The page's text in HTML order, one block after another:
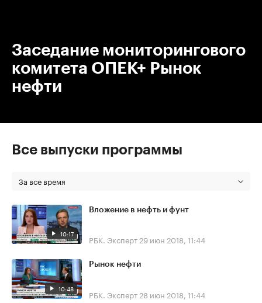
Заседание мониторингового
комитета ОПЕК+ Рынок
нефти
Все выпуски программы
За все время
10:17
Вложение в нефть и фунт
РБК. Эксперт 29 июн 2018, 11:44
10:48
Рынок нефти
РБК. Эксперт 28 июн 2018, 11:44